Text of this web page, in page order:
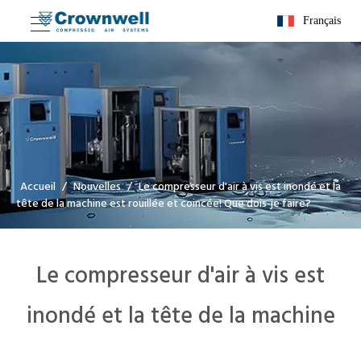
Français
Accueil / Nouvelles / Le compresseur d'air à vis est inondé et la
tête de la machine est rouillée et coincée! Que dois-je faire?
Le compresseur d'air à vis est
inondé et la tête de la machine